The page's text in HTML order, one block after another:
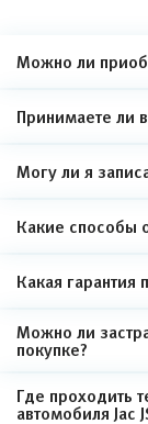
Можно ли
Принимаете ли
Могу ли я
Какие способы
Какая гарантия
Можно ли
покупке?
Где проходить
автомобиля Jac